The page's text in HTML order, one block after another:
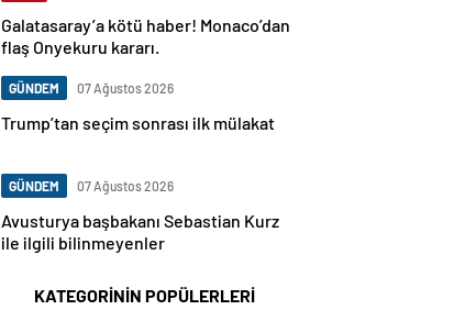
Galatasaray’a kötü haber! Monaco’dan
flaş Onyekuru kararı.
GÜNDEM 07 Ağustos 2026
Trump’tan seçim sonrası ilk mülakat
GÜNDEM 07 Ağustos 2026
Avusturya başbakanı Sebastian Kurz
ile ilgili bilinmeyenler
KATEGORİNİN POPÜLERLERİ